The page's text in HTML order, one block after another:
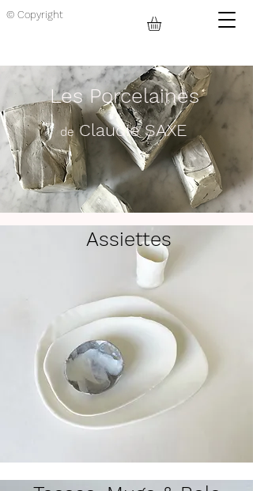
© Copyright
Les Porcelaines
deClaudie SAXE
Assiettes